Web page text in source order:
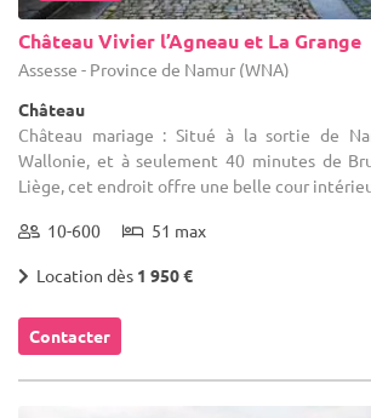
Château Vivier l’Agneau et La Grange
Assesse - Province de Namur (WNA)
Château
Château mariage : Situé à la sortie de
Wallonie, et à seulement 40 minutes de
Liège, cet endroit offre une belle cour
10-600 51 max
Location dès 1 950 €
Contacter